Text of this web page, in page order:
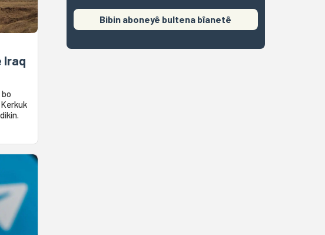
Iraq
Bibin aboneyê bultena bîanetê